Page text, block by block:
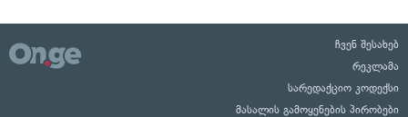
ჩვენ შესახებ
რეკლამა
სარედაქციო კოდექსი
მასალის გამოყენების პირობები